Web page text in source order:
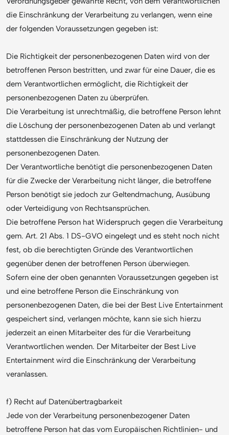
die Einschränkung der Verarbeitung zu verlangen, wenn eine
der folgenden Voraussetzungen gegeben ist:
Die Richtigkeit der personenbezogenen Daten wird von der
betroffenen Person bestritten, und zwar für eine Dauer, die es
dem Verantwortlichen ermöglicht, die Richtigkeit der
personenbezogenen Daten zu überprüfen.
Die Verarbeitung ist unrechtmäßig, die betroffene Person lehnt
die Löschung der personenbezogenen Daten ab und verlangt
stattdessen die Einschränkung der Nutzung der
personenbezogenen Daten.
Der Verantwortliche benötigt die personenbezogenen Daten
für die Zwecke der Verarbeitung nicht länger, die betroffene
Person benötigt sie jedoch zur Geltendmachung, Ausübung
oder Verteidigung von Rechtsansprüchen.
Die betroffene Person hat Widerspruch gegen die Verarbeitung
gem. Art. 21 Abs. 1 DS-GVO eingelegt und es steht noch nicht
fest, ob die berechtigten Gründe des Verantwortlichen
gegenüber denen der betroffenen Person überwiegen.
Sofern eine der oben genannten Voraussetzungen gegeben ist
und eine betroffene Person die Einschränkung von
personenbezogenen Daten, die bei der Best Live Entertainment
gespeichert sind, verlangen möchte, kann sie sich hierzu
jederzeit an einen Mitarbeiter des für die Verarbeitung
Verantwortlichen wenden. Der Mitarbeiter der Best Live
Entertainment wird die Einschränkung der Verarbeitung
veranlassen.
f) Recht auf Datenübertragbarkeit
Jede von der Verarbeitung personenbezogener Daten
betroffene Person hat das vom Europäischen Richtlinien- und